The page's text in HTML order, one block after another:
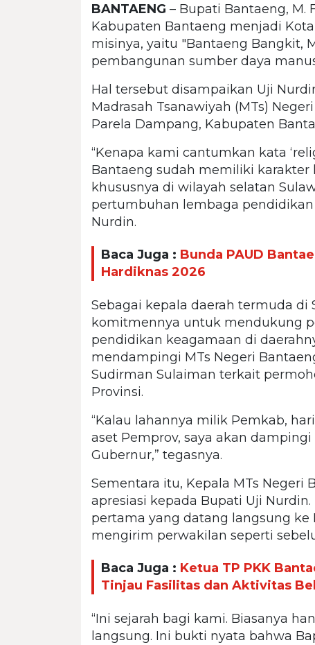
BANTAENG – Bupati Bantaeng, M.
Kabupaten Bantaeng menjadi
misinya, yaitu "Bantaeng Bangkit,
pembangunan sumber daya
Hal tersebut disampaikan Uji
Madrasah Tsanawiyah (MTs)
Parela Dampang, Kabupaten
“Kenapa kami cantumkan kata
Bantaeng sudah memiliki karakter
khususnya di wilayah selatan
pertumbuhan lembaga
Nurdin.
Baca Juga : Bunda PAUD
Hardiknas 2026
Sebagai kepala daerah termuda di
komitmennya untuk mendukung
pendidikan keagamaan di
mendampingi MTs Negeri
Sudirman Sulaiman terkait
Provinsi.
“Kalau lahannya milik Pemkab,
aset Pemprov, saya akan
Gubernur,” tegasnya.
Sementara itu, Kepala MTs Negeri
apresiasi kepada Bupati Uji
pertama yang datang langsung ke
mengirim perwakilan seperti
Baca Juga : Ketua TP PKK
Tinjau Fasilitas dan Aktivitas
“Ini sejarah bagi kami. Biasanya
langsung. Ini bukti nyata bahwa